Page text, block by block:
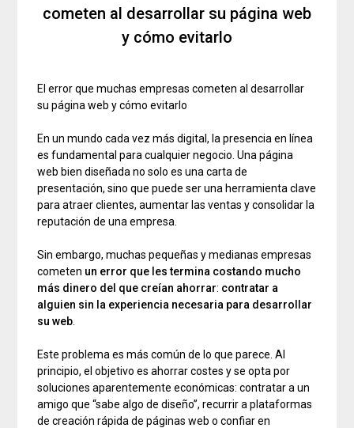
cometen al desarrollar su página web
y cómo evitarlo
El error que muchas empresas cometen al desarrollar
su página web y cómo evitarlo
En un mundo cada vez más digital, la presencia en línea
es fundamental para cualquier negocio. Una página
web bien diseñada no solo es una carta de
presentación, sino que puede ser una herramienta clave
para atraer clientes, aumentar las ventas y consolidar la
reputación de una empresa.
Sin embargo, muchas pequeñas y medianas empresas
cometen un error que les termina costando mucho
más dinero del que creían ahorrar: contratar a
alguien sin la experiencia necesaria para desarrollar
su web
Este problema es más común de lo que parece. Al
principio, el objetivo es ahorrar costes y se opta por
soluciones aparentemente económicas: contratar a un
amigo que “sabe algo de diseño”, recurrir a plataformas
de creación rápida de páginas web o confiar en